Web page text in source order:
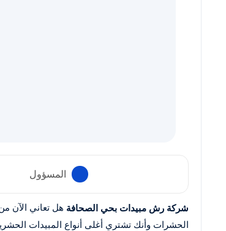
المسؤول
شركة رش مبيدات بحي الصحافة هل تعاني الآن
الحشرات وأنك تشتري أغلى أنواع المبيدات